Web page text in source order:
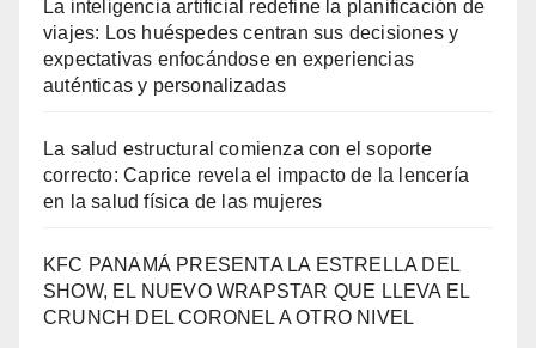
La inteligencia artificial redefine la planificación de
viajes: Los huéspedes centran sus decisiones y
expectativas enfocándose en experiencias
auténticas y personalizadas
La salud estructural comienza con el soporte
correcto: Caprice revela el impacto de la lencería
en la salud física de las mujeres
KFC PANAMÁ PRESENTA LA ESTRELLA DEL
SHOW, EL NUEVO WRAPSTAR QUE LLEVA EL
CRUNCH DEL CORONEL A OTRO NIVEL